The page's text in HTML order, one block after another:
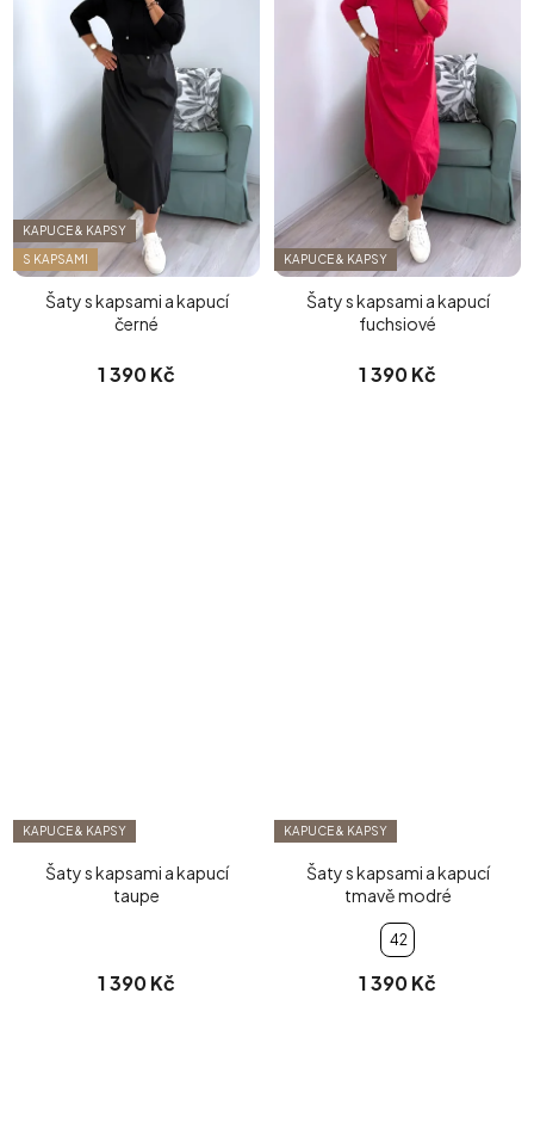
KAPUCE & KAPSY
S KAPSAMI
Šaty s kapsami a kapucí
černé
1 390 Kč
KAPUCE & KAPSY
Šaty s kapsami a kapucí
fuchsiové
1 390 Kč
KAPUCE & KAPSY
Šaty s kapsami a kapucí
taupe
1 390 Kč
KAPUCE & KAPSY
Šaty s kapsami a kapucí
tmavě modré
42
1 390 Kč